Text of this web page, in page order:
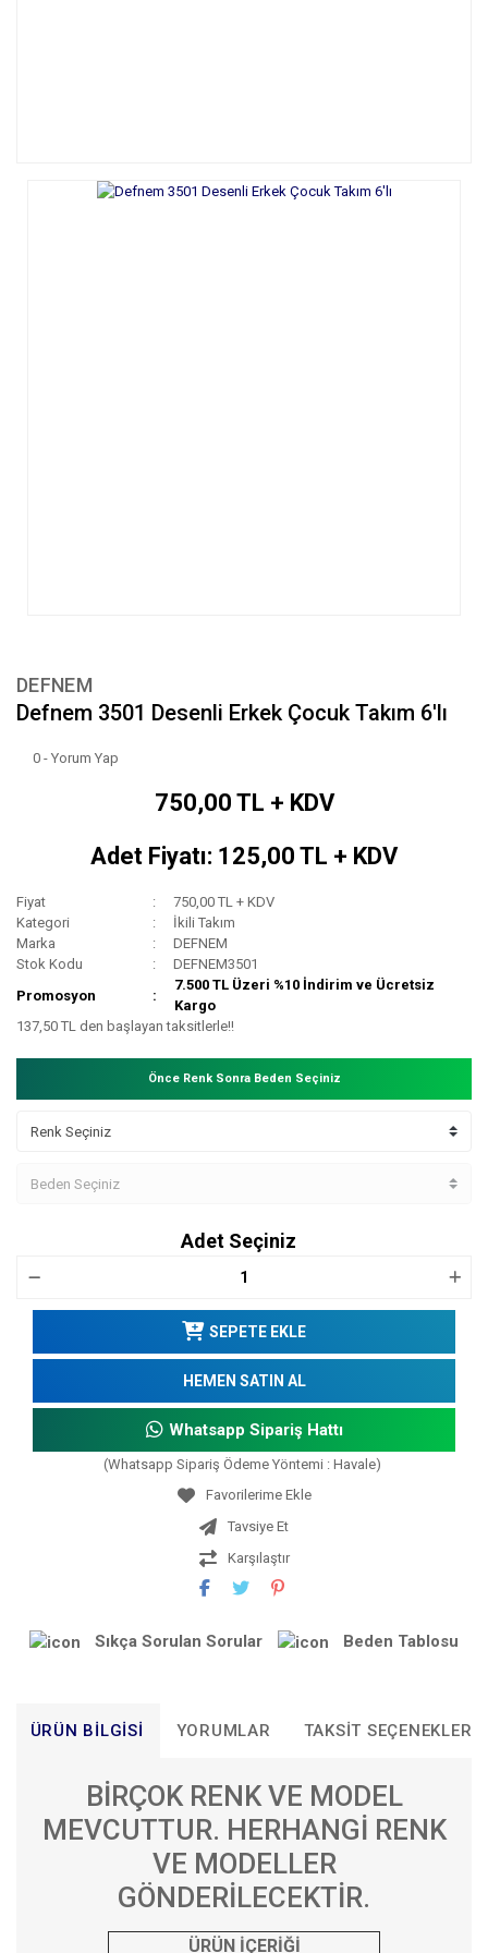
DEFNEM
Defnem 3501 Desenli Erkek Çocuk Takım 6'lı
0 - Yorum Yap
750,00 TL + KDV
Adet Fiyatı: 125,00 TL + KDV
Fiyat
750,00 TL + KDV
Kategori
İkili Takım
Marka
DEFNEM
Stok Kodu
DEFNEM3501
Promosyon
7.500 TL Üzeri %10 İndirim ve Ücretsiz
Kargo
137,50 TL den başlayan taksitlerle!!
Önce Renk Sonra Beden Seçiniz
Adet Seçiniz
SEPETE EKLE
HEMEN SATIN AL
Whatsapp Sipariş Hattı
(Whatsapp Sipariş Ödeme Yöntemi : Havale)
Tavsiye Et
Karşılaştır
Sıkça Sorulan Sorular Beden Tablosu
ÜRÜN BILGISI YORUMLAR TAKSIT SEÇENEKLERI
BİRÇOK RENK VE MODEL
MEVCUTTUR. HERHANGİ RENK
VE MODELLER
GÖNDERİLECEKTİR.
ÜRÜN İÇERİĞİ